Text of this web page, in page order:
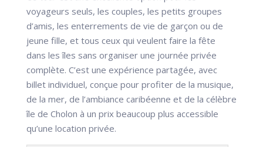
voyageurs seuls, les couples, les petits groupes
d’amis, les enterrements de vie de garçon ou de
jeune fille, et tous ceux qui veulent faire la fête
dans les îles sans organiser une journée privée
complète. C’est une expérience partagée, avec
billet individuel, conçue pour profiter de la musique,
de la mer, de l’ambiance caribéenne et de la célèbre
île de Cholon à un prix beaucoup plus accessible
qu’une location privée.